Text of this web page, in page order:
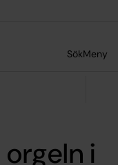
SökMeny
i